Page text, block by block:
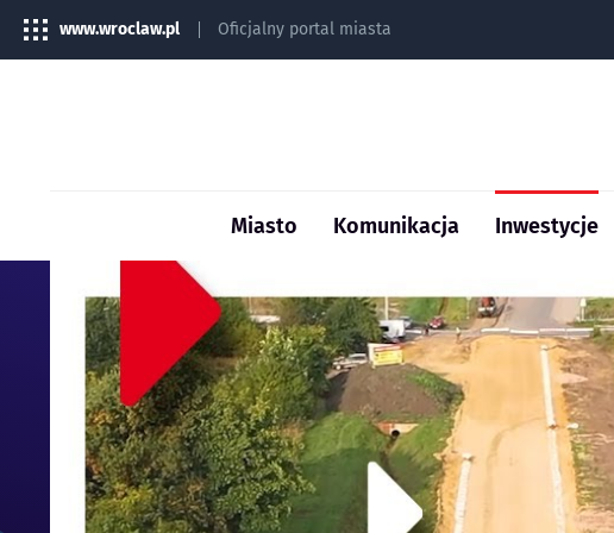
www.wroclaw.pl Oficjalny portal miasta
Miasto Komunikacja Inwestycje